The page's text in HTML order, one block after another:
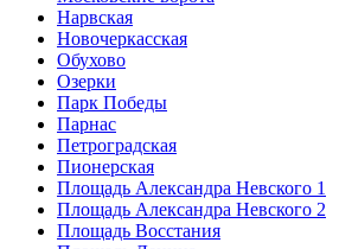
Нарвская
Новочеркасская
Обухово
Озерки
Парк Победы
Парнас
Петроградская
Пионерская
Площадь Александра Невского 1
Площадь Александра Невского 2
Площадь Восстания